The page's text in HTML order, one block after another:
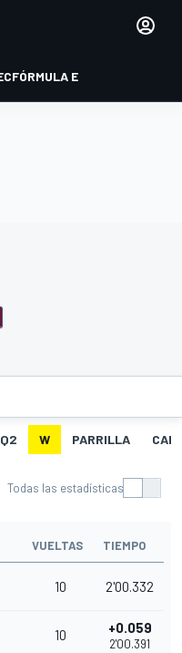
FÓRMULA E
Q2 W PARRILLA
Todas las estadísticas
VUELTAS TIEMPO
10 2'00.332
10 +0.059
2'00.391